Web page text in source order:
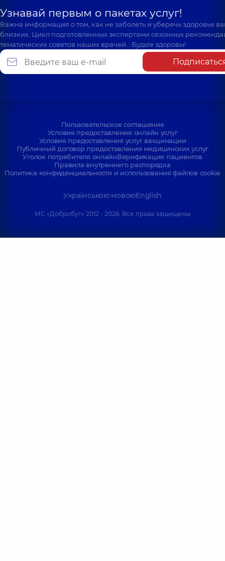
Узнавай первым о пакетах услуг!
Важна информация о том, как не заболеть и уберечь здоровье
близких. Цикл подготовленных экспертами сезонных
тематических советов наших врачей… Будьте здоровы!
Пользовательское соглашение
Условия предоставления онлайн услуг
Условия предоставления услуг вакцинации
Публичный договор предоставления медицинских услуг
Уголок потребителя онлайнВерификация пациентов
Правила внутреннего распорядка
Политика конфиденциальности и использования файлов cookie
Українською мовоюEnglish
МС «Добробут» 2012 - 2026. Все права защищены